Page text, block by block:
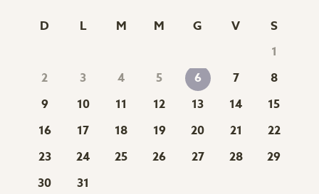
D L M M G V S
1
2
3 4 5 6 7
8
9
10 11 12 13 14
15
16
17 18 19 20 21
22
23
24 25 26 27 28
29
30
31